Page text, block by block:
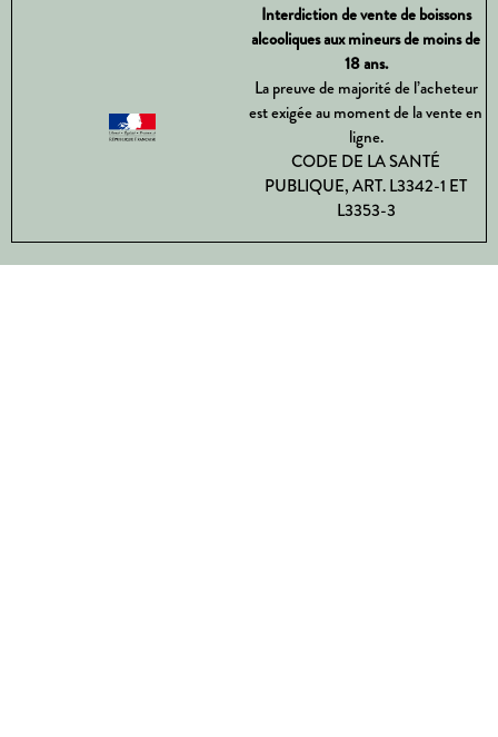
Interdiction de vente de boissons
alcooliques aux mineurs de moins de
18 ans.
La preuve de majorité de l’acheteur
est exigée au moment de la vente en
ligne.
CODE DE LA SANTÉ
PUBLIQUE, ART. L3342-1 ET
L3353-3